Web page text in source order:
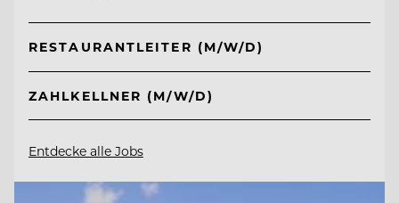
RESTAURANTLEITER (M/W/D)
ZAHLKELLNER (M/W/D)
Entdecke alle Jobs